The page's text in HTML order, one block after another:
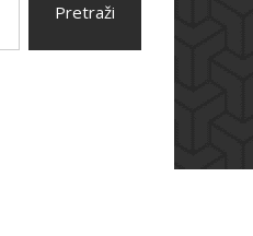
Pretraži